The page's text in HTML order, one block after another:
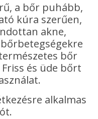
a bőr puhább,
kúra szerűen,
akne,
bőr
és üde bőrt
alkalmas